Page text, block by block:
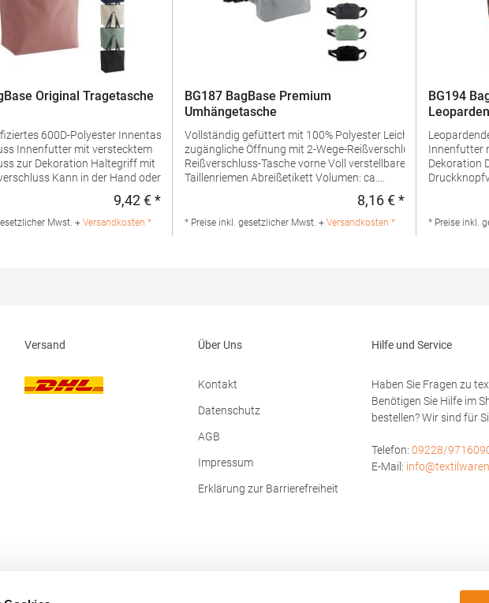
Original Tragetasche
600D-Polyester Innentasche mit
Dekoration Haltegriff mit
der Hand oder über der
nicht
Regulärer Preis:
9,42 € *
Mwst. + Versandkosten *
BG187 BagBase Premium
Umhängetasche
Vollständig gefüttert mit 100% Polyester Leicht
zugängliche Öffnung mit 2-Wege-Reißverschluss
Reißverschluss-Tasche vorne Voll verstellbarer
Taillenriemen Abreißetikett Volumen: ca.
Produktsicherheit: Herstellernummer:BG187Beechfield
Brands Europe B.V., Posthoornstraat 17, 301 IWD
Regulärer Preis:
8,16 € *
* Preise inkl. gesetzlicher Mwst. + Versandkosten *
BG194
Leopardendesign Innentasche mit
Innenfutter
Dekoration Druckknopfverschluss Haltegriff mit
Druckknopfverschluss Kann
Dekoration/
* Preise inkl.
Versand Über Uns
Kontakt
Datenschutz
AGB
Impressum
Erklärung zur Barrierefreiheit
Hilfe und Service
Haben Sie Fragen zu
Benötigen Sie Hilfe im
bestellen? Wir sind für
Telefon: 09228/
E-Mail: